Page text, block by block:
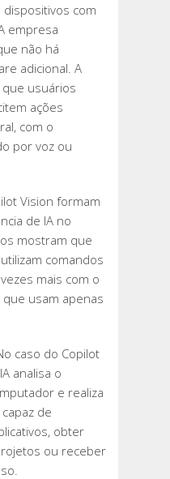
com
empresa
não há
adicional. A
usuários
ações
com o
por voz ou
Vision formam
de IA no
mostram que
comandos
mais com o
usam apenas
caso do Copilot
analisa o
e realiza
de
obter
ou receber